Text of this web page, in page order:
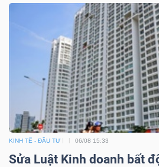
KINH TẾ - ĐẦU TƯ 06/08 15:33
Sửa Luật Kinh doanh bất
chính